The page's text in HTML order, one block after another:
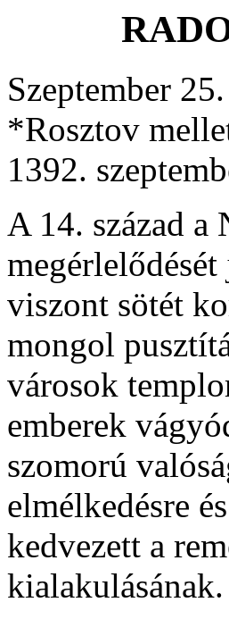
Szeptember 25.
*Rosztov
1392.
A 14. század a
viszont sötét
mongol
városok
emberek
szomorú
elmélkedésre
kedvezett a
kialakulásának.